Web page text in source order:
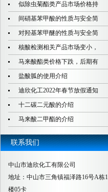
似除虫菊酯类产品市场价格持
间硝基苯甲酸的性质与安全简
对羟基苯甲醚的性质与安全简
核酸检测相关产品市场变小，
马来酸酯类价格下跌，后期有
盐酸胍的使用介绍
迪欣化工2022年春节放假通知
十二碳二元酸的介绍
马来酸二甲酯的介绍
联系我们
中山市迪欣化工有限公司
地址：中山市三角镇福泽路16号A栋1
楼05卡